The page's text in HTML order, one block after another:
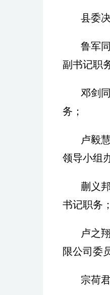
县委
鲁军
副书记职
邓剑
务；
卢毅
领导小组
蒯义
书记职务；
卢之
限公司委
宗荷